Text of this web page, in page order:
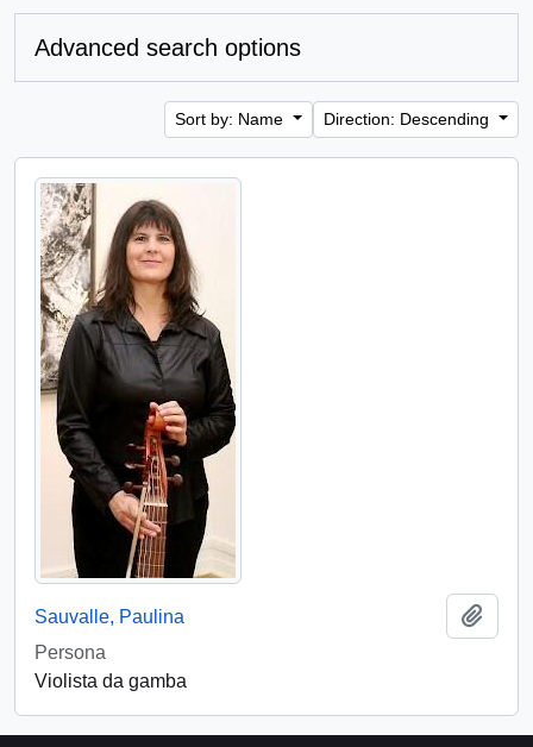
Advanced search options
Sort by: Name Direction: Descending
Sauvalle, Paulina
Persona
Violista da gamba